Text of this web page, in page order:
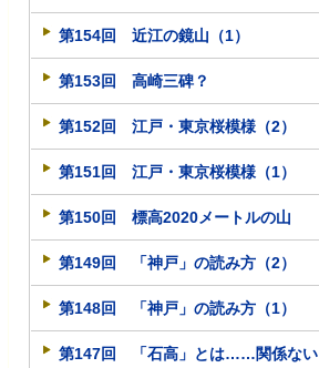
第154回 近江の鏡山（1）
第153回 高崎三碑？
第152回 江戸・東京桜模様（2）
第151回 江戸・東京桜模様（1）
第150回 標高2020メートルの山
第149回 「神戸」の読み方（2）
第148回 「神戸」の読み方（1）
第147回 「石高」とは……関係ない